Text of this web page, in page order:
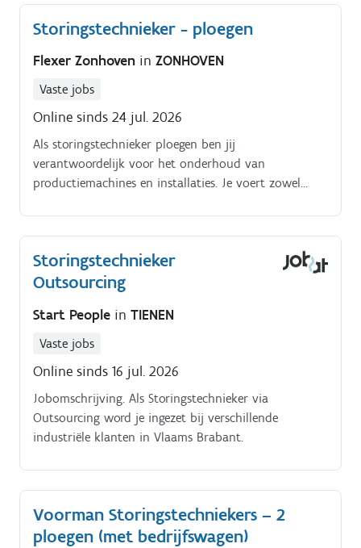
mechanische storingen.
Storingstechnieker - ploegen
Flexer Zonhoven in ZONHOVEN
Vaste jobs
Online sinds 24 jul. 2026
Als storingstechnieker ploegen ben jij
verantwoordelijk voor het onderhoud van
productiemachines en installaties. Je voert zowel
Storingstechnieker
Outsourcing
Start People in TIENEN
Vaste jobs
Online sinds 16 jul. 2026
Jobomschrijving. Als Storingstechnieker via
Outsourcing word je ingezet bij verschillende
industriële klanten in Vlaams Brabant.
Voorman Storingstechniekers – 2
ploegen (met bedrijfswagen)